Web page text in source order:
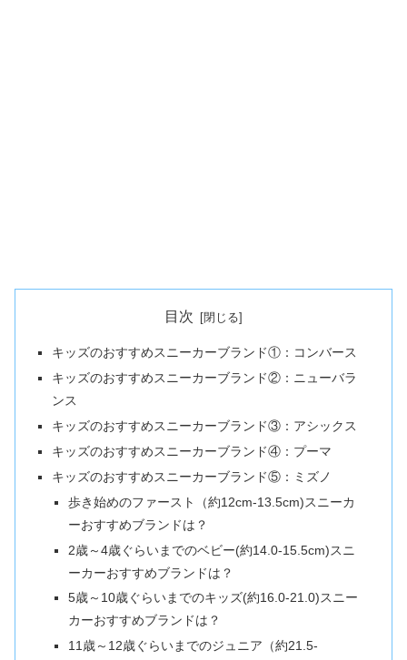
目次
キッズのおすすめスニーカーブランド①：コンバース
キッズのおすすめスニーカーブランド②：ニューバラ
ンス
キッズのおすすめスニーカーブランド③：アシックス
キッズのおすすめスニーカーブランド④：プーマ
キッズのおすすめスニーカーブランド⑤：ミズノ
歩き始めのファースト（約12cm-13.5cm)スニーカ
ーおすすめブランドは？
2歳～4歳ぐらいまでのベビー(約14.0-15.5cm)スニ
ーカーおすすめブランドは？
5歳～10歳ぐらいまでのキッズ(約16.0-21.0)スニー
カーおすすめブランドは？
11歳～12歳ぐらいまでのジュニア（約21.5-